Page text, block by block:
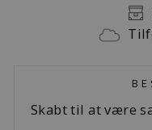
Skabt til at være